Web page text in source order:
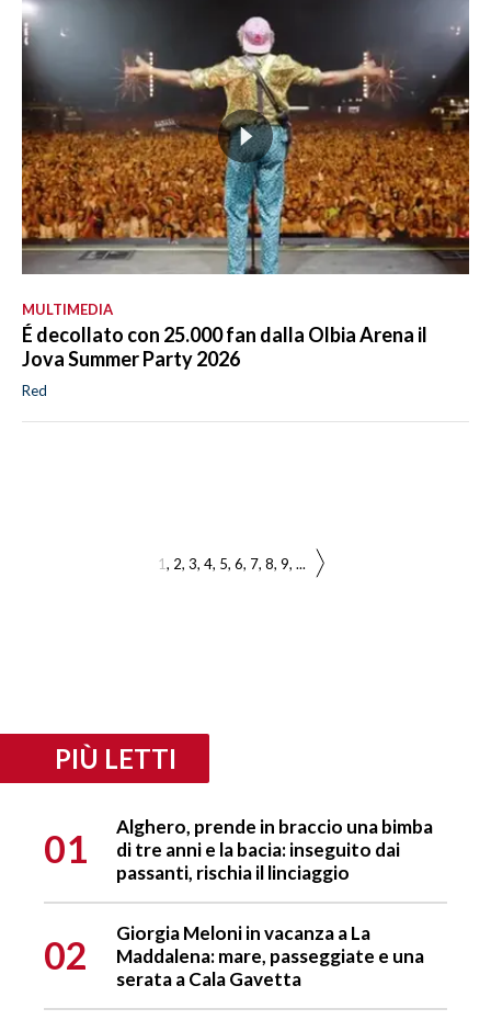
MULTIMEDIA
É decollato con 25.000 fan dalla Olbia Arena il
Jova Summer Party 2026
Red
1 2 3 4 5 6 7 8 9 ...
PIÙ LETTI
01
Alghero, prende in braccio una bimba
di tre anni e la bacia: inseguito dai
passanti, rischia il linciaggio
02
Giorgia Meloni in vacanza a La
Maddalena: mare, passeggiate e una
serata a Cala Gavetta